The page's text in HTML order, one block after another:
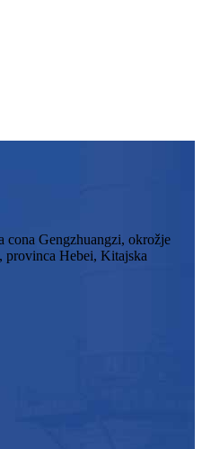
cona Gengzhuangzi, okrožje
provinca Hebei, Kitajska